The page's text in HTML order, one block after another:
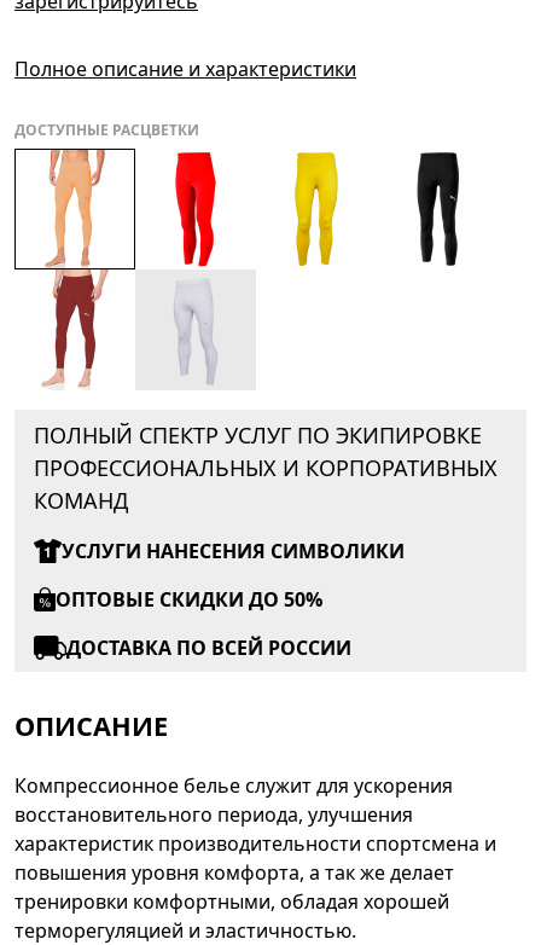
Полное описание и характеристики
ДОСТУПНЫЕ РАСЦВЕТКИ
ПОЛНЫЙ СПЕКТР УСЛУГ ПО ЭКИПИРОВКЕ
ПРОФЕССИОНАЛЬНЫХ И КОРПОРАТИВНЫХ
КОМАНД
УСЛУГИ НАНЕСЕНИЯ СИМВОЛИКИ
ОПТОВЫЕ СКИДКИ ДО 50%
ДОСТАВКА ПО ВСЕЙ РОССИИ
ОПИСАНИЕ
Компрессионное белье служит для ускорения
восстановительного периода, улучшения
характеристик производительности спортсмена и
повышения уровня комфорта, а так же делает
тренировки комфортными, обладая хорошей
терморегуляцией и эластичностью.